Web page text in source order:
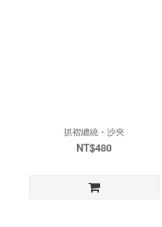
抓褶纏繞・沙夾
NT$480